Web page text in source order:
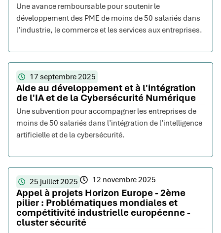
Une avance remboursable pour soutenir le
développement des PME de moins de 50 salariés dans
l’industrie, le commerce et les services aux entreprises.
17 septembre 2025
Aide au développement et à l'intégration
de l'IA et de la Cybersécurité Numérique
Une subvention pour accompagner les entreprises de
moins de 50 salariés dans l’intégration de l’intelligence
artificielle et de la cybersécurité.
25 juillet 2025 12 novembre 2025
Appel à projets Horizon Europe - 2ème
pilier : Problématiques mondiales et
compétitivité industrielle européenne -
cluster sécurité